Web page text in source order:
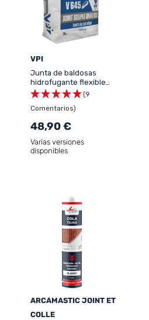
VPI
Junta de baldosas
hidrofugante flexible
para terraza piscina
suelo con calefacción
(9
Comentarios)
48,90 €
Varias versiones
disponibles
ARCAMASTIC JOINT ET
COLLE